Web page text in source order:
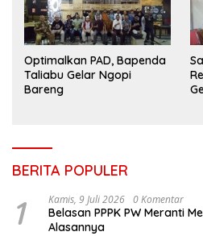
Optimalkan PAD, Bapenda
Taliabu Gelar Ngopi
Bareng
BERITA POPULER
1 Kamis, 9 Juli 2026 0 Komentar
Belasan PPPK PW Meranti
Alasannya